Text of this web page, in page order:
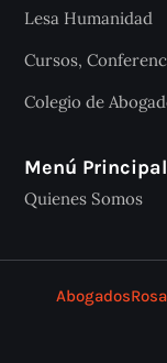
Lesa Humanidad
Cursos,
Colegio de
Menú Principal
Quienes Somos